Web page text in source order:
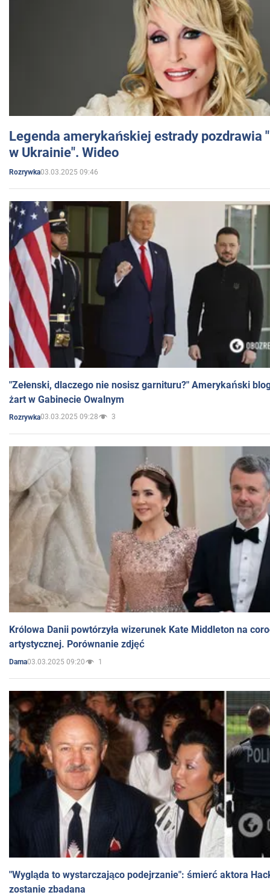
Legenda amerykańskiej estrady pozdrawia
w Ukrainie". Wideo
Rozrywka03.03.2025 09:46
"Zełenski, dlaczego nie nosisz garnituru?" Amerykański
żart w Gabinecie Owalnym
Rozrywka03.03.2025 09:28 3
Królowa Danii powtórzyła wizerunek Kate Middleton na
artystycznej. Porównanie zdjęć
Dama03.03.2025 09:20 1
"Wygląda to wystarczająco podejrzanie": śmierć aktora
zostanie zbadana